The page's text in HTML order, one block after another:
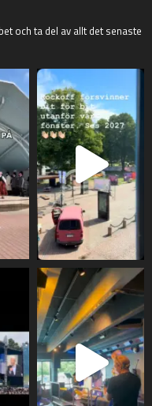
och ta del av allt det senaste